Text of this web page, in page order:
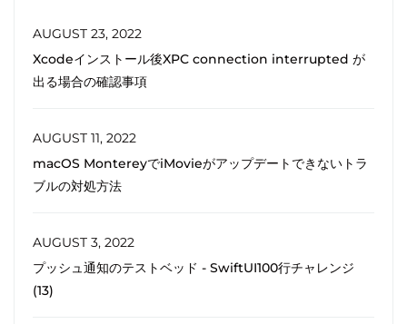
AUGUST 23, 2022
Xcodeインストール後XPC connection interrupted が
出る場合の確認事項
AUGUST 11, 2022
macOS MontereyでiMovieがアップデートできないトラ
ブルの対処方法
AUGUST 3, 2022
プッシュ通知のテストベッド - SwiftUI100行チャレンジ
(13)